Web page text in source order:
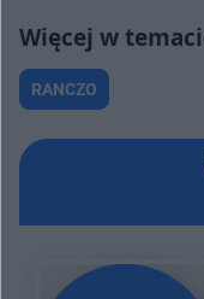
RANCZO